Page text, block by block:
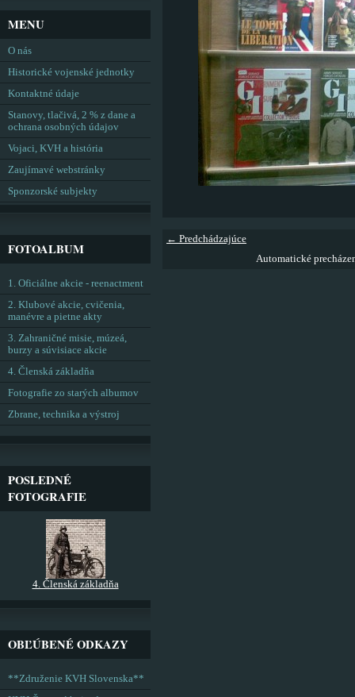
← Predchádzajúce
Automatické
MENU
O nás
Historické vojenské jednotky
Kontaktné údaje
Stanovy, tlačivá, 2 % z dane a
ochrana osobných údajov
Vojaci, KVH a história
Zaujímavé webstránky
Sponzorské subjekty
FOTOALBUM
1. Oficiálne akcie - reenactment
2. Klubové akcie, cvičenia,
manévre a pietne akty
3. Zahraničné misie, múzeá,
burzy a súvisiace akcie
4. Členská základňa
Fotografie zo starých albumov
Zbrane, technika a výstroj
POSLEDNÉ
FOTOGRAFIE
4. Členská základňa
OBĽÚBENÉ ODKAZY
**Združenie KVH Slovenska**